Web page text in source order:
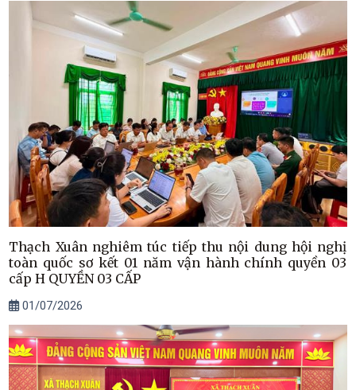
Thạch Xuân nghiêm túc tiếp thu nội dung hội nghị
toàn quốc sơ kết 01 năm vận hành chính quyền 03
cấp H QUYỀN 03 CẤP
01/07/2026